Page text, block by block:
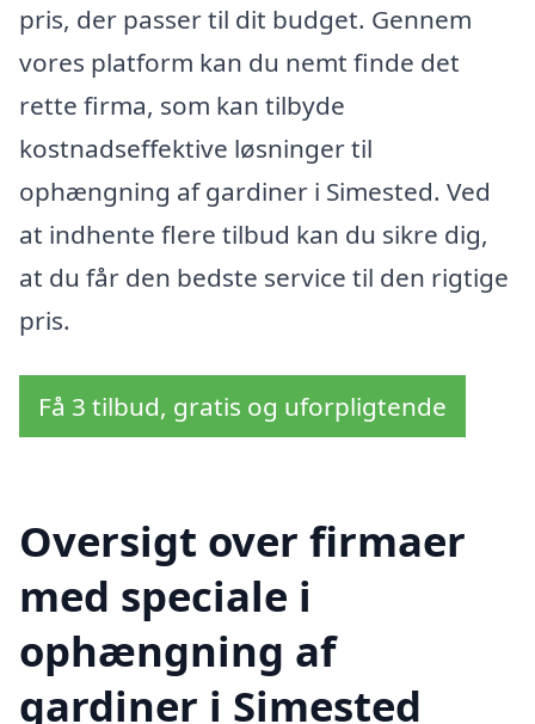
pris, der passer til dit budget. Gennem
vores platform kan du nemt finde det
rette firma, som kan tilbyde
kostnadseffektive løsninger til
ophængning af gardiner i Simested. Ved
at indhente flere tilbud kan du sikre dig,
at du får den bedste service til den rigtige
pris.
Få 3 tilbud, gratis og uforpligtende
Oversigt over firmaer
med speciale i
ophængning af
gardiner i Simested